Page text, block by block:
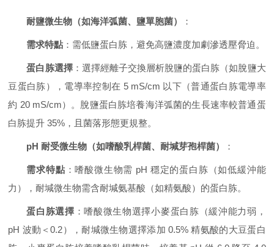
耐鹽微生物（如海洋弧菌、鹽單胞菌） ：
需求特點 ：需低鹽蛋白胨，避免高鹽濃度加劇滲透壓脅迫。
蛋白胨選擇：選擇經離子交換層析脫鹽的蛋白胨（如脫鹽大
豆蛋白胨），電導率控制在 5 mS/cm 以下（普通蛋白胨電導率
約 20 mS/cm）。脫鹽蛋白胨培養海洋弧菌的生長速率較普通蛋
白胨提升 35%，且菌落形態更規整。
pH 耐受微生物（如嗜酸乳桿菌、耐堿芽孢桿菌） ：
需求特點 ：嗜酸微生物需 pH 穩定的蛋白胨（如低緩沖能
力），耐堿微生物需含耐堿氨基酸（如精氨酸）的蛋白胨。
蛋白胨選擇 ：嗜酸微生物選擇小麥蛋白胨（緩沖能力弱，
pH 波動＜0.2），耐堿微生物選擇添加 0.5% 精氨酸的大豆蛋白